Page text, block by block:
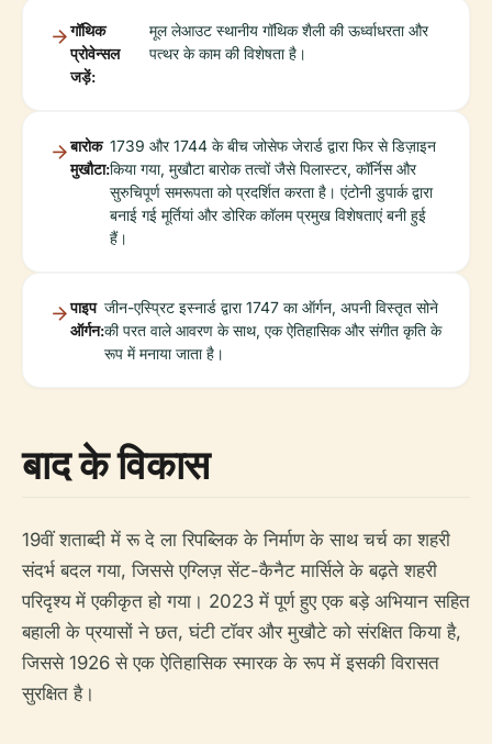
गॉथिक
प्रोवेन्सल
जड़ें:
मूल लेआउट स्थानीय गॉथिक शैली की ऊर्ध्वाधरता और
पत्थर के काम की विशेषता है।
बारोक
मुखौटा:
1739 और 1744 के बीच जोसेफ जेरार्ड द्वारा फिर से डिज़ाइन
किया गया, मुखौटा बारोक तत्वों जैसे पिलास्टर, कॉर्निस और
सुरुचिपूर्ण समरूपता को प्रदर्शित करता है। एंटोनी डुपार्क द्वारा
बनाई गई मूर्तियां और डोरिक कॉलम प्रमुख विशेषताएं बनी हुई
हैं।
पाइप
ऑर्गन:
जीन-एस्प्रिट इस्नार्ड द्वारा 1747 का ऑर्गन, अपनी विस्तृत सोने
की परत वाले आवरण के साथ, एक ऐतिहासिक और संगीत कृति के
रूप में मनाया जाता है।
बाद के विकास
19वीं शताब्दी में रू दे ला रिपब्लिक के निर्माण के साथ चर्च का शहरी
संदर्भ बदल गया, जिससे एग्लिज़ सेंट-कैनैट मार्सिले के बढ़ते शहरी
परिदृश्य में एकीकृत हो गया। 2023 में पूर्ण हुए एक बड़े अभियान सहित
बहाली के प्रयासों ने छत, घंटी टॉवर और मुखौटे को संरक्षित किया है,
जिससे 1926 से एक ऐतिहासिक स्मारक के रूप में इसकी विरासत
सुरक्षित है।